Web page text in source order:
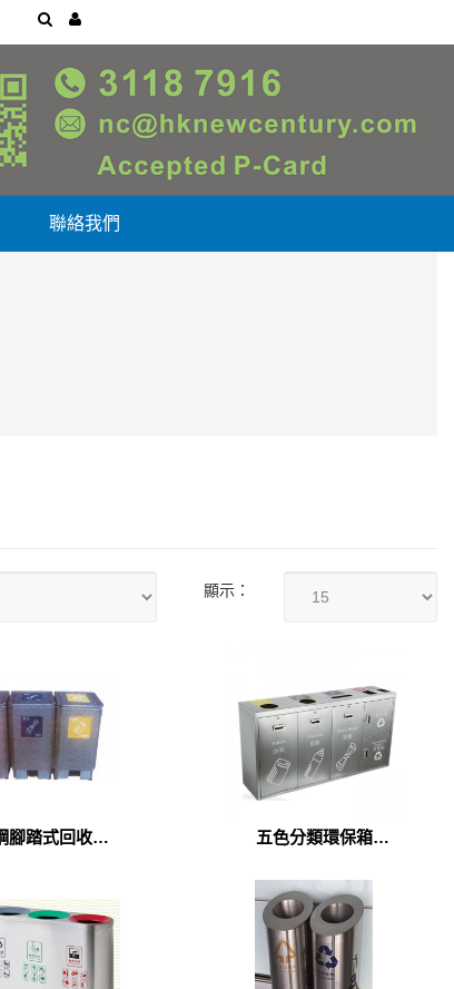
聯絡我們
顯示：
腳踏式回收桶
五色分類環保箱